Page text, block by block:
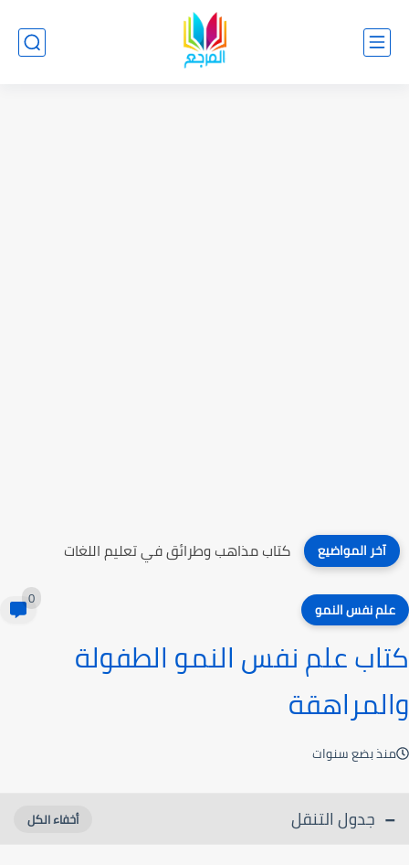
آخر المواضيع كتاب مذاهب وطرائق في تعليم اللغات
علم نفس النمو 0
كتاب علم نفس النمو الطفولة
والمراهقة
منذ بضع سنوات
جدول التنقل